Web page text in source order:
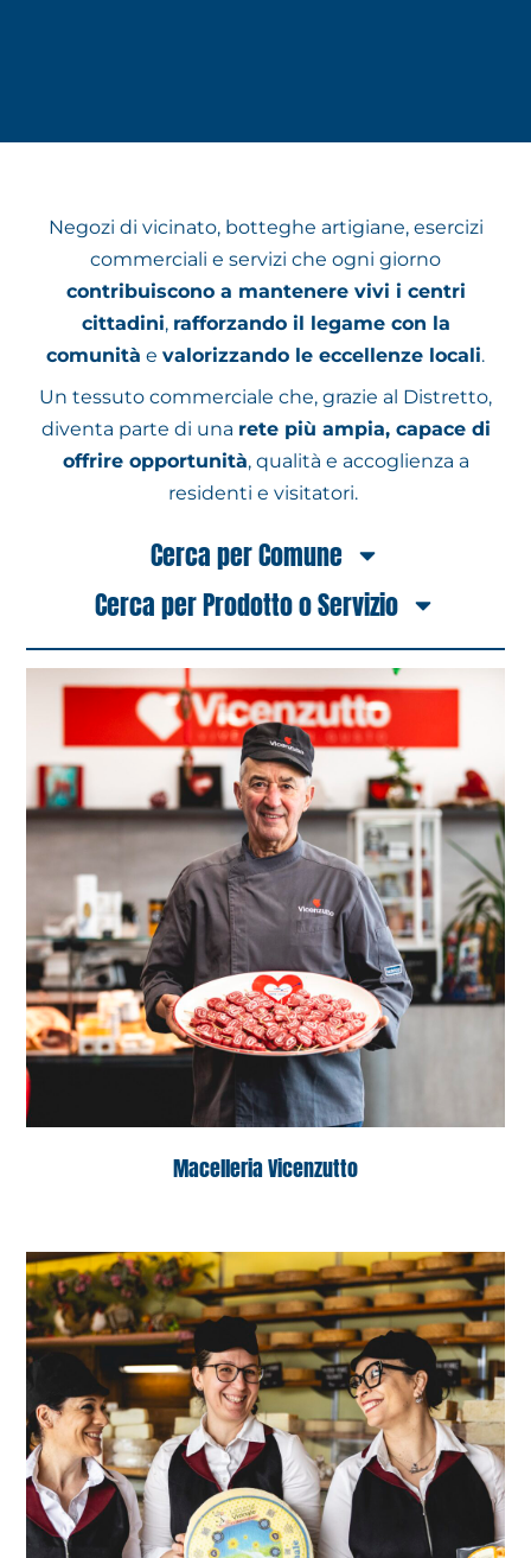
Negozi di vicinato, botteghe artigiane, esercizi
commerciali e servizi che ogni giorno
contribuiscono a mantenere vivi i centri
cittadini, rafforzando il legame con la
comunità e valorizzando le eccellenze locali.
Un tessuto commerciale che, grazie al Distretto,
diventa parte di una rete più ampia, capace di
offrire opportunità, qualità e accoglienza a
residenti e visitatori.
Cerca per Comune
Cerca per Prodotto o Servizio
Macelleria Vicenzutto